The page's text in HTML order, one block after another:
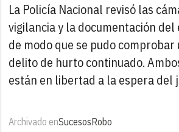
La Policía Nacional revisó las
vigilancia y la documentación
de modo que se pudo comprobar
delito de hurto continuado.
están en libertad a la espera del
Archivado enSucesosRobo